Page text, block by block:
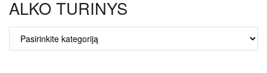
ALKO TURINYS
ALKO
TURINYS